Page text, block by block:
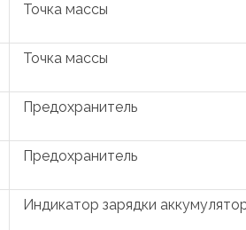
Точка массы
Точка массы
Предохранитель
Предохранитель
Индикатор зарядки